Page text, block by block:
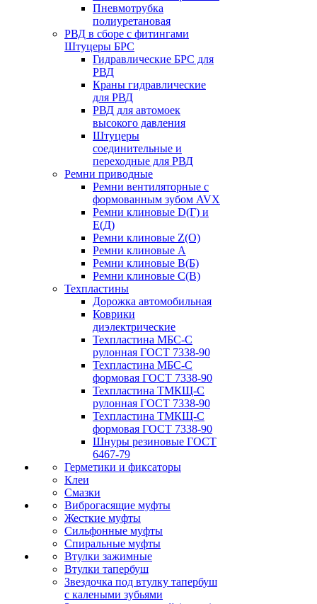
Пневмотрубка
полиуретановая
РВД в сборе с фитингами
Штуцеры БРС
Гидравлические БРС для
РВД
Краны гидравлические
для РВД
РВД для автомоек
высокого давления
Штуцеры
соединительные и
переходные для РВД
Ремни приводные
Ремни вентиляторные с
формованным зубом AVX
Ремни клиновые D(Г) и
Е(Д)
Ремни клиновые Z(О)
Ремни клиновые А
Ремни клиновые В(Б)
Ремни клиновые С(В)
Техпластины
Дорожка автомобильная
Коврики
диэлектрические
Техпластина МБС-С
рулонная ГОСТ 7338-90
Техпластина МБС-С
формовая ГОСТ 7338-90
Техпластина ТМКЩ-С
рулонная ГОСТ 7338-90
Техпластина ТМКЩ-С
формовая ГОСТ 7338-90
Шнуры резиновые ГОСТ
6467-79
Герметики и фиксаторы
Клеи
Смазки
Виброгасящие муфты
Жесткие муфты
Сильфонные муфты
Спиральные муфты
Втулки зажимные
Втулки тапербуш
Звездочка под втулку тапербуш
c калеными зубьями